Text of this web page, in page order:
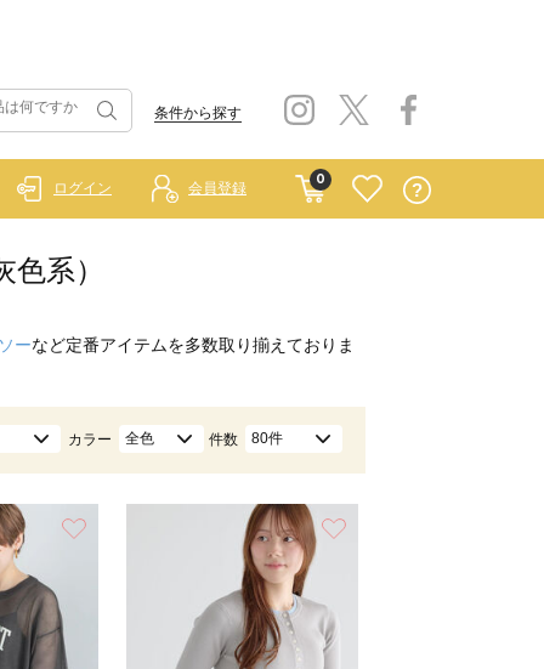
条件から探す
0
ログイン 会員登録
系）
ーなど定番アイテムを多数取り揃えておりま
カラー 全色 件数 80件